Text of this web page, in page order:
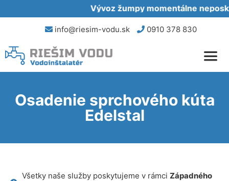
Vývoz žumpy momentálne
info@riesim-vodu.sk 0910 378 830
Osadenie sprchového kúta
Edelstal
Všetky naše služby poskytujeme v rámci Západného